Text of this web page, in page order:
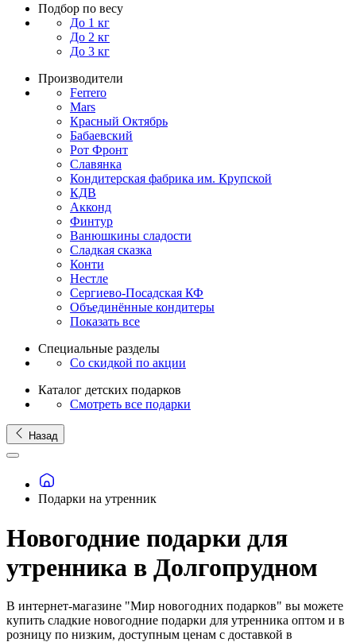
Подбор по весу
До 1 кг
До 2 кг
До 3 кг
Производители
Ferrero
Mars
Красный Октябрь
Бабаевский
Рот Фронт
Славянка
Кондитерская фабрика им. Крупской
КДВ
Акконд
Финтур
Ванюшкины сладости
Сладкая сказка
Конти
Нестле
Сергиево-Посадская КФ
Объединённые кондитеры
Показать все
Специальные разделы
Со скидкой по акции
Каталог детских подарков
Смотреть все подарки
Назад
Подарки на утренник
Новогодние подарки для
утренника в Долгопрудном
В интернет-магазине "Мир новогодних подарков" вы можете
купить сладкие новогодние подарки для утренника оптом и в
розницу по низким, доступным ценам с доставкой в